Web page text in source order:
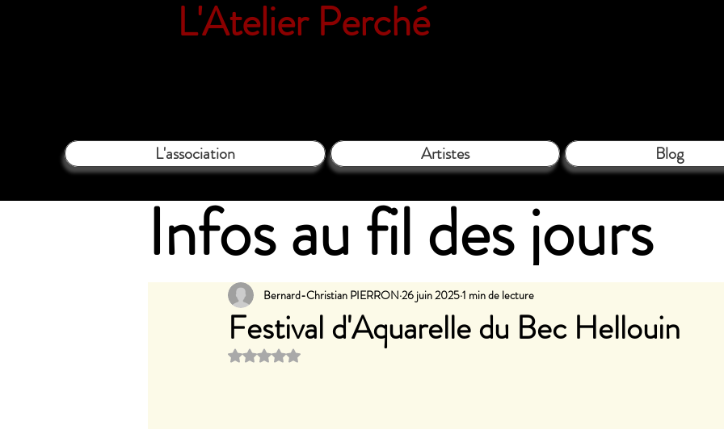
L'Atelier Perché
L'association Artistes Blog
Infos au fil des jours
Festival d'Aquarelle du Bec Hellouin
Bernard-Christian PIERRON 26 juin 20251 min de lecture
Noté NaN étoiles sur 5.